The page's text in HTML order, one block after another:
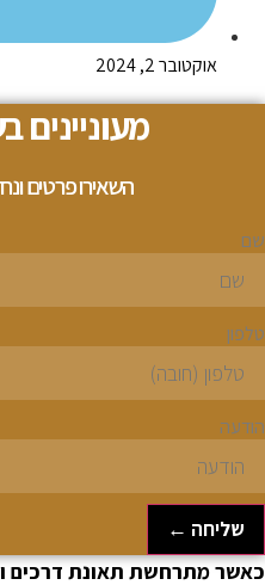
אוקטובר 2, 2024
מעוניינים
השאירו פרטים
שליחה ←
מתרחשת תאונת דרכים